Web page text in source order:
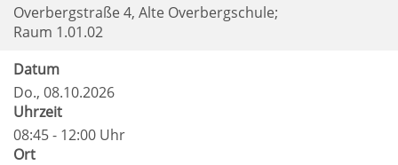
Overbergstraße 4, Alte Overbergschule;
Raum 1.01.02
Datum
Do., 08.10.2026
Uhrzeit
08:45 - 12:00 Uhr
Ort